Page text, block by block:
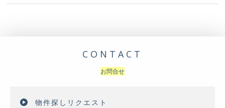
CONTACT
お問合せ
物件探しリクエスト